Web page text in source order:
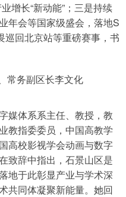
增长“新动能”；三是持续
年会等国家级盛会，落地S
回北京站等重磅赛事，书
常务副区长李文化
媒体系系主任、教授，教
教指委委员，中国高教学
高校影视学会动画与数字
致辞中指出，石景山区是
地于此彰显产业与学术深
共同体凝聚新能量。她回